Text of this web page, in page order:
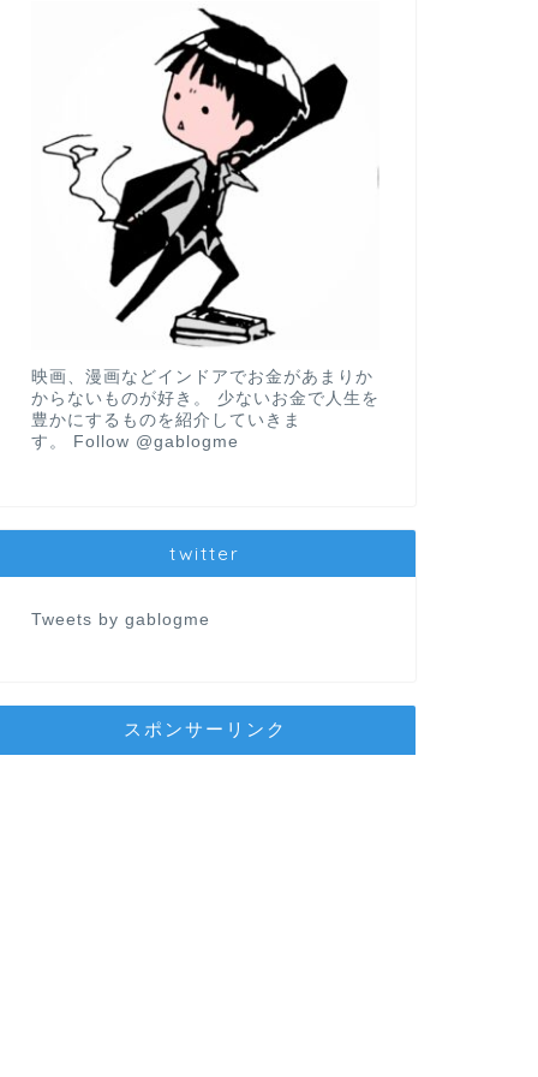
映画、漫画などインドアでお金があまりか
からないものが好き。 少ないお金で人生を
豊かにするものを紹介していきま
す。
Follow @gablogme
twitter
Tweets by gablogme
スポンサーリンク